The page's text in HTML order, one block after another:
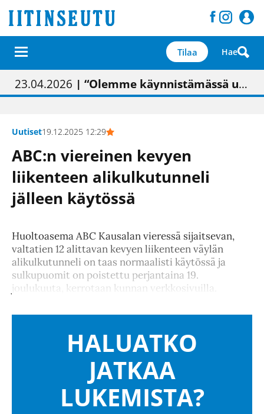
Tilaa Hae
01.02.2026 | Painon vaihtumisen pitäisi näkyä hieman parempana painojäljen laatuna lehdessä
05.02.2026 | Uudistettu kunnantalo on valoisa
23.04.2026 | “Olemme käynnistämässä uudelleen keskustavisiotyön”
09.05.2026| "Maalla on totuttu elämään omavaraisemmin kuin kaupungissa"
Uutiset19.12.2025 12:29
ABC:n viereinen kevyen
liikenteen alikulkutunneli
jälleen käytössä
Huoltoasema ABC Kausalan vieressä sijaitsevan,
valtatien 12 alittavan kevyen liikenteen väylän
alikulkutunneli on taas normaalisti käytössä ja
sulkupuomit on poistettu perjantaina 19.
joulukuuta, kerrotaan kunnan verkkosivuilla.
HALUATKO
JATKAA
LUKEMISTA?